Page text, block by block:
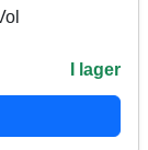
I lager